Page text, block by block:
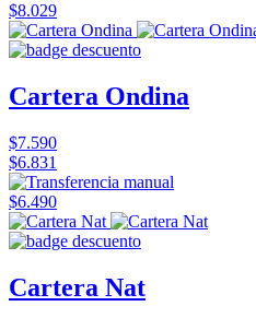
$8.029
Cartera Ondina
$7.590
$6.831
$6.490
Cartera Nat